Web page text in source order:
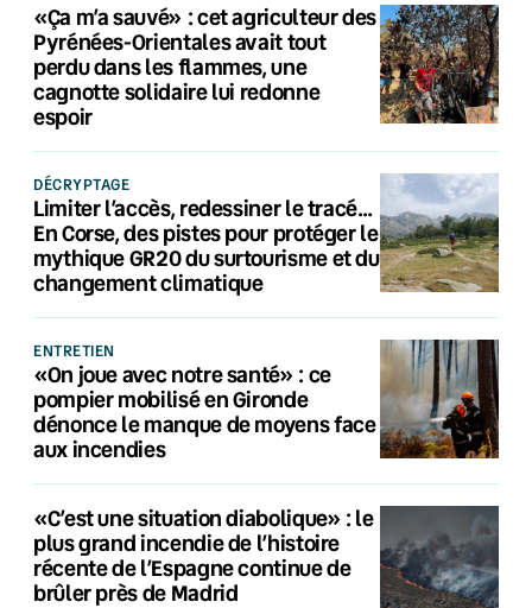
«Ça m’a sauvé» : cet agriculteur des
Pyrénées-Orientales avait tout
perdu dans les flammes, une
cagnotte solidaire lui redonne
espoir
DÉCRYPTAGE
Limiter l’accès, redessiner le tracé…
En Corse, des pistes pour protéger le
mythique GR20 du surtourisme et du
changement climatique
ENTRETIEN
«On joue avec notre santé» : ce
pompier mobilisé en Gironde
dénonce le manque de moyens face
aux incendies
«C’est une situation diabolique» : le
plus grand incendie de l’histoire
récente de l’Espagne continue de
brûler près de Madrid